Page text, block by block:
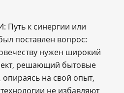
Путь к синергии или
поставлен вопрос:
нужен широкий
решающий бытовые
на свой опыт,
не избавляют